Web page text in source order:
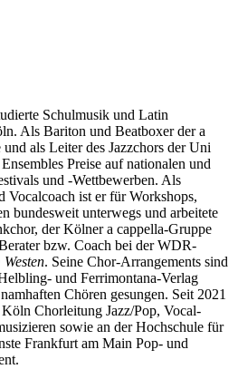
Schulmusik und Latin
Als Bariton und Beatboxer der a
als Leiter des Jazzchors der Uni
Preise auf nationalen und
und -Wettbewerben. Als
Vocalcoach ist er für Workshops,
bundesweit unterwegs und arbeitete
der Kölner a cappella-Gruppe
bzw. Coach bei der WDR-
. Seine Chor-Arrangements sind
und Ferrimontana-Verlag
Chören gesungen. Seit 2021
Chorleitung Jazz/Pop, Vocal-
sowie an der Hochschule für
Frankfurt am Main Pop- und